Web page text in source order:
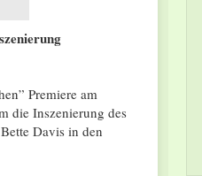
Premiere am
die Inszenierung des
Davis in den